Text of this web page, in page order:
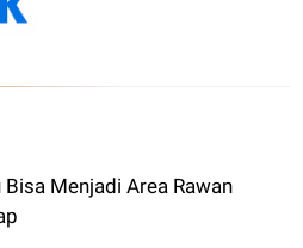
Menjadi Area Rawan